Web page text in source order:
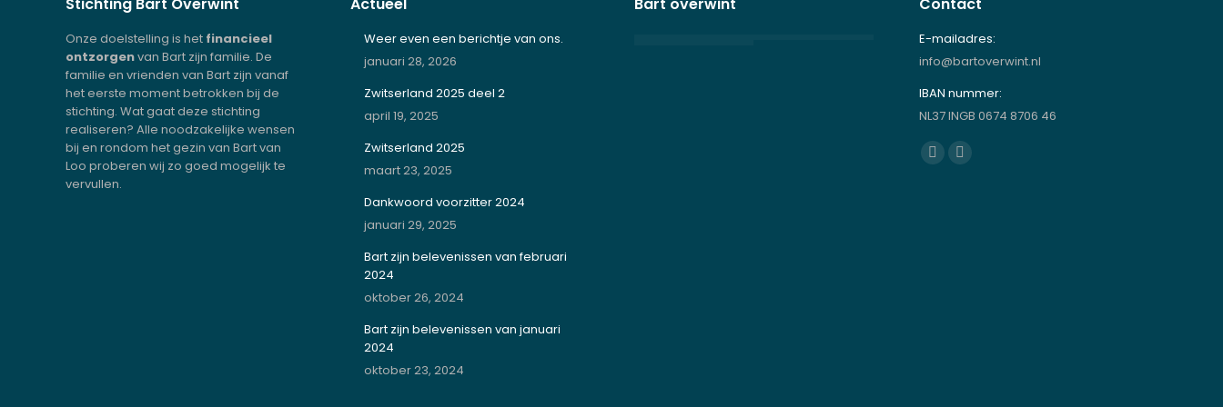
Onze doelstelling is het financieel
ontzorgenvan Bart zijn familie. De
familie en vrienden van Bart zijn vanaf
het eerste moment betrokken bij de
stichting. Wat gaat deze stichting
realiseren? Alle noodzakelijke wensen
bij en rondom het gezin van Bart van
Loo proberen wij zo goed mogelijk te
vervullen.
Weer even een berichtje van ons.
januari 28, 2026
Zwitserland 2025 deel 2
april 19, 2025
Zwitserland 2025
maart 23, 2025
Dankwoord voorzitter 2024
januari 29, 2025
Bart zijn belevenissen van februari
2024
oktober 26, 2024
Bart zijn belevenissen van januari
2024
oktober 23, 2024
E-mailadres:
info@bartoverwint.nl
IBAN nummer:
NL37 INGB 0674 8706 46
Vind ons op:
FacebookInstagram